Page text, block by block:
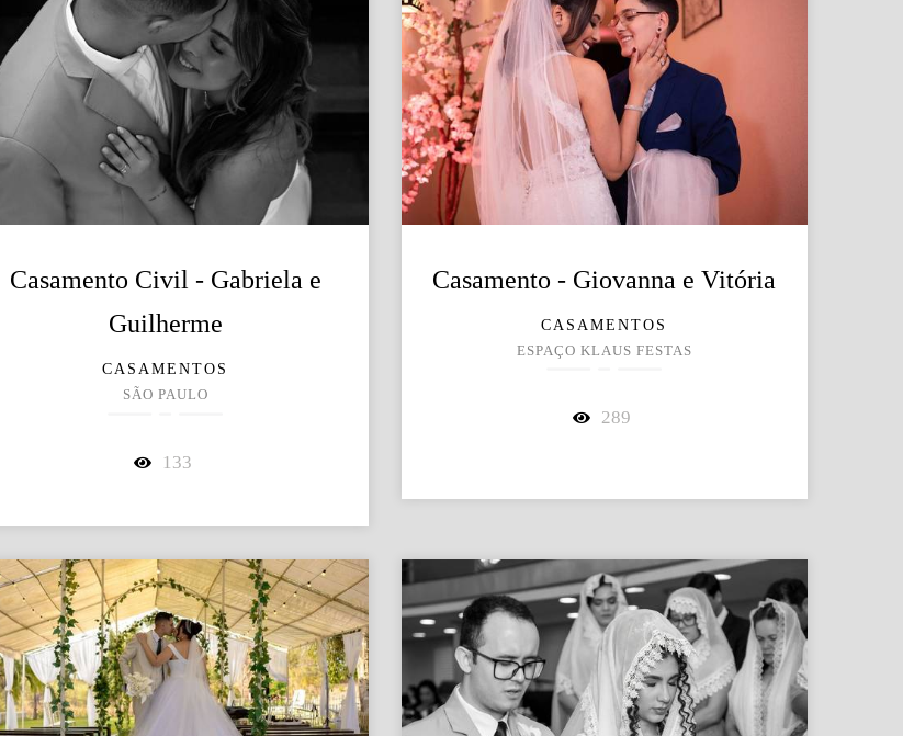
Casamento Civil - Gabriela e
Guilherme
CASAMENTOS
SÃO PAULO
133
Casamento - Giovanna e Vitória
CASAMENTOS
ESPAÇO KLAUS FESTAS
289